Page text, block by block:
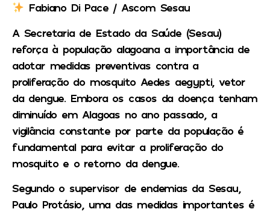
Fabiano Di Pace / Ascom Sesau
A Secretaria de Estado da Saúde (Sesau)
reforça à população alagoana a importância de
adotar medidas preventivas contra a
proliferação do mosquito Aedes aegypti, vetor
da dengue. Embora os casos da doença tenham
diminuído em Alagoas no ano passado, a
vigilância constante por parte da população é
fundamental para evitar a proliferação do
mosquito e o retorno da dengue.
Segundo o supervisor de endemias da Sesau,
Paulo Protásio, uma das medidas importantes é